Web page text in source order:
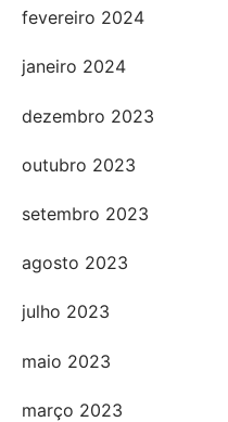
fevereiro 2024
janeiro 2024
dezembro 2023
outubro 2023
setembro 2023
agosto 2023
julho 2023
maio 2023
março 2023